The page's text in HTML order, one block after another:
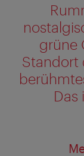
grüne
Standort
Das